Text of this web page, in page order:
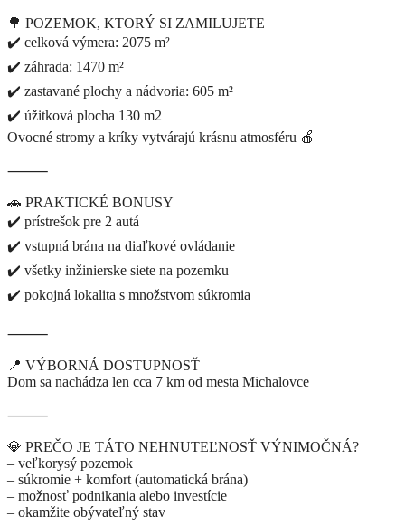
🌳 POZEMOK, KTORÝ SI ZAMILUJETE
✔️ celková výmera: 2075 m²
✔️ záhrada: 1470 m²
✔️ zastavané plochy a nádvoria: 605 m²
✔️ úžitková plocha 130 m2
Ovocné stromy a kríky vytvárajú krásnu atmosféru 🍎
⸻
🚗 PRAKTICKÉ BONUSY
✔️ prístrešok pre 2 autá
✔️ vstupná brána na diaľkové ovládanie
✔️ všetky inžinierske siete na pozemku
✔️ pokojná lokalita s množstvom súkromia
⸻
📍 VÝBORNÁ DOSTUPNOSŤ
Dom sa nachádza len cca 7 km od mesta Michalovce
⸻
💎 PREČO JE TÁTO NEHNUTEĽNOSŤ VÝNIMOČNÁ?
– veľkorysý pozemok
– súkromie + komfort (automatická brána)
– možnosť podnikania alebo investície
– okamžite obývateľný stav